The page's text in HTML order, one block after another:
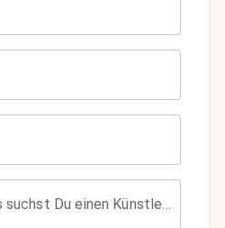
Für welchen Anlass suchst Du einen Künstler?